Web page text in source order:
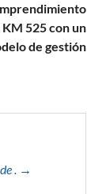
KM 525 con un
de gestión
. →